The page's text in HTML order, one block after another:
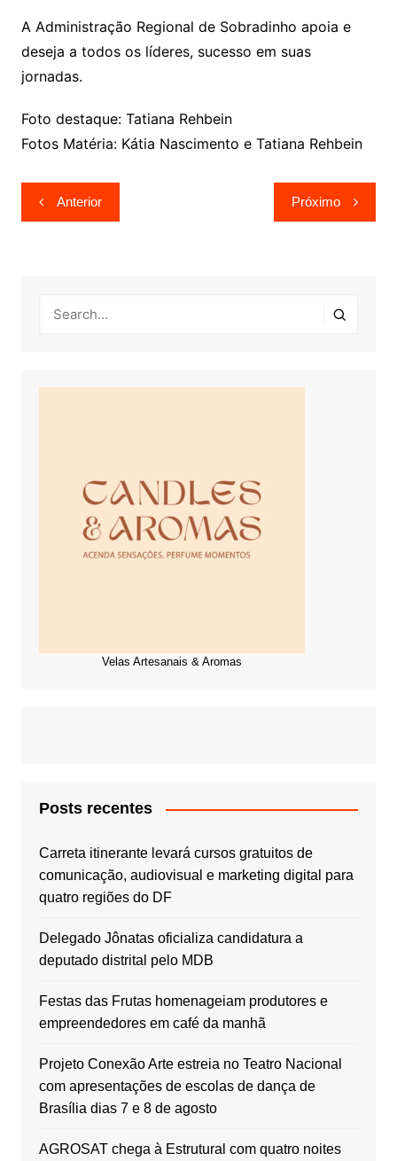
A Administração Regional de Sobradinho apoia e
deseja a todos os líderes, sucesso em suas
jornadas.
Foto destaque: Tatiana Rehbein
Fotos Matéria: Kátia Nascimento e Tatiana Rehbein
Navegação
de
Anterior Próximo
Velas Artesanais & Aromas
Posts recentes
Carreta itinerante levará cursos gratuitos de
comunicação, audiovisual e marketing digital para
quatro regiões do DF
Delegado Jônatas oficializa candidatura a
deputado distrital pelo MDB
Festas das Frutas homenageiam produtores e
empreendedores em café da manhã
Projeto Conexão Arte estreia no Teatro Nacional
com apresentações de escolas de dança de
Brasília dias 7 e 8 de agosto
AGROSAT chega à Estrutural com quatro noites